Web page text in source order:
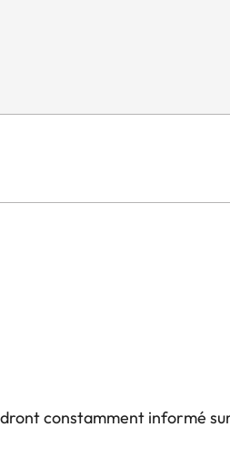
constamment informé